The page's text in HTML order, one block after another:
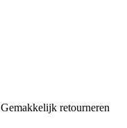
Gemakkelijk retourneren